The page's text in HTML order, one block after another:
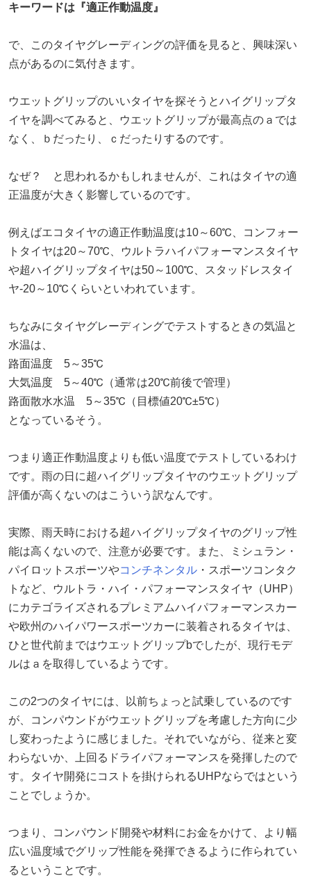
キーワードは『適正作動温度』
で、このタイヤグレーディングの評価を見ると、興味深い
点があるのに気付きます。
ウエットグリップのいいタイヤを探そうとハイグリップタ
イヤを調べてみると、ウエットグリップが最高点のａでは
なく、ｂだったり、ｃだったりするのです。
なぜ？ と思われるかもしれませんが、これはタイヤの適
正温度が大きく影響しているのです。
例えばエコタイヤの適正作動温度は10～60℃、コンフォー
トタイヤは20～70℃、ウルトラハイパフォーマンスタイヤ
や超ハイグリップタイヤは50～100℃、スタッドレスタイ
ヤ-20～10℃くらいといわれています。
ちなみにタイヤグレーディングでテストするときの気温と
水温は、
路面温度 5～35℃
大気温度 5～40℃（通常は20℃前後で管理）
路面散水水温 5～35℃（目標値20℃±5℃）
となっているそう。
つまり適正作動温度よりも低い温度でテストしているわけ
です。雨の日に超ハイグリップタイヤのウエットグリップ
評価が高くないのはこういう訳なんです。
実際、雨天時における超ハイグリップタイヤのグリップ性
能は高くないので、注意が必要です。また、ミシュラン・
パイロットスポーツやコンチネンタル ・スポーツコンタク
トなど、ウルトラ・ハイ・パフォーマンスタイヤ（UHP）
にカテゴライズされるプレミアムハイパフォーマンスカー
や欧州のハイパワースポーツカーに装着されるタイヤは、
ひと世代前まではウエットグリップbでしたが、現行モデ
ルはａを取得しているようです。
この2つのタイヤには、以前ちょっと試乗しているのです
が、コンパウンドがウエットグリップを考慮した方向に少
し変わったように感じました。それでいながら、従来と変
わらないか、上回るドライパフォーマンスを発揮したので
す。タイヤ開発にコストを掛けられるUHPならではという
ことでしょうか。
つまり、コンパウンド開発や材料にお金をかけて、より幅
広い温度域でグリップ性能を発揮できるように作られてい
るということです。